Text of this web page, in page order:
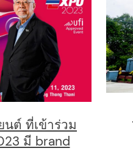
ต์ ที่เข้าร่วม
มี brand